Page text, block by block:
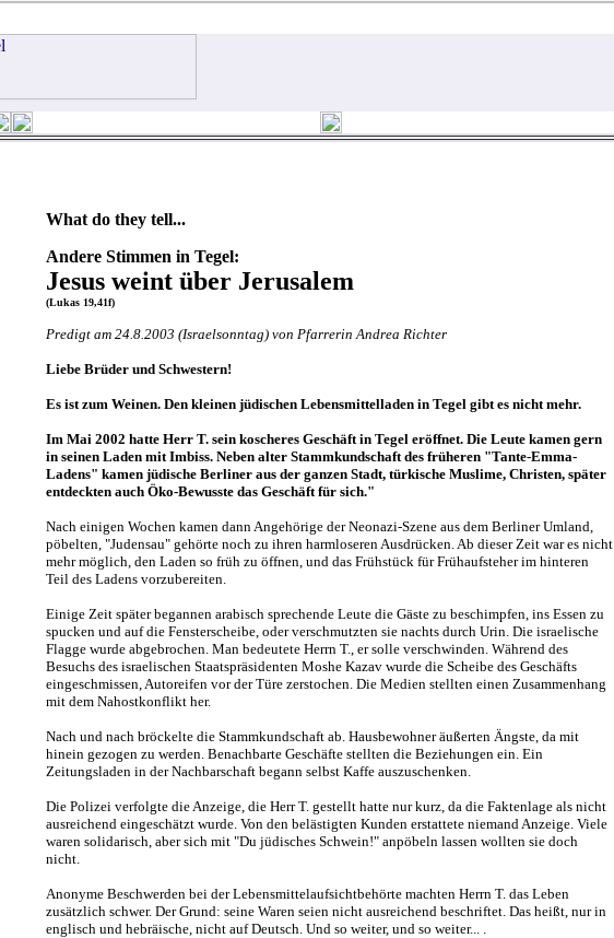
What do they tell...
Andere Stimmen in Tegel:
Jesus weint über Jerusalem
(Lukas 19,41f)
Predigt am 24.8.2003 (Israelsonntag) von Pfarrerin Andrea Richter
Liebe Brüder und Schwestern!
Es ist zum Weinen. Den kleinen jüdischen Lebensmittelladen in Tegel gibt es nicht mehr.
Im Mai 2002 hatte Herr T. sein koscheres Geschäft in Tegel eröffnet. Die Leute kamen gern
in seinen Laden mit Imbiss. Neben alter Stammkundschaft des früheren "Tante-Emma-
Ladens" kamen jüdische Berliner aus der ganzen Stadt, türkische Muslime, Christen, später
entdeckten auch Öko-Bewusste das Geschäft für sich."
Nach einigen Wochen kamen dann Angehörige der Neonazi-Szene aus dem Berliner Umland,
pöbelten, "Judensau" gehörte noch zu ihren harmloseren Ausdrücken. Ab dieser Zeit war es nicht
mehr möglich, den Laden so früh zu öffnen, und das Frühstück für Frühaufsteher im hinteren
Teil des Ladens vorzubereiten.
Einige Zeit später begannen arabisch sprechende Leute die Gäste zu beschimpfen, ins Essen zu
spucken und auf die Fensterscheibe, oder verschmutzten sie nachts durch Urin. Die israelische
Flagge wurde abgebrochen. Man bedeutete Herrn T., er solle verschwinden. Während des
Besuchs des israelischen Staatspräsidenten Moshe Kazav wurde die Scheibe des Geschäfts
eingeschmissen, Autoreifen vor der Türe zerstochen. Die Medien stellten einen Zusammenhang
mit dem Nahostkonflikt her.
Nach und nach bröckelte die Stammkundschaft ab. Hausbewohner äußerten Ängste, da mit
hinein gezogen zu werden. Benachbarte Geschäfte stellten die Beziehungen ein. Ein
Zeitungsladen in der Nachbarschaft begann selbst Kaffe auszuschenken.
Die Polizei verfolgte die Anzeige, die Herr T. gestellt hatte nur kurz, da die Faktenlage als nicht
ausreichend eingeschätzt wurde. Von den belästigten Kunden erstattete niemand Anzeige. Viele
waren solidarisch, aber sich mit "Du jüdisches Schwein!" anpöbeln lassen wollten sie doch
nicht.
Anonyme Beschwerden bei der Lebensmittelaufsichtbehörte machten Herrn T. das Leben
zusätzlich schwer. Der Grund: seine Waren seien nicht ausreichend beschriftet. Das heißt, nur in
englisch und hebräische, nicht auf Deutsch. Und so weiter, und so weiter... .